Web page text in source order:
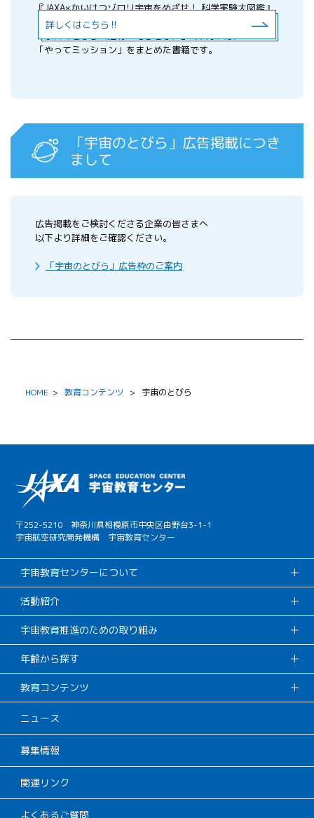
『JAXA×かいけつゾロリ宇宙をめざせ！ 科学実験大図鑑』
（ポプラ社出版）が発売されました‼
「宇宙のとびら（通称：そらとび）」の科学実験コーナー
「やってミッション」をまとめた書籍です。
詳しくはこちら‼
「宇宙のとびら」広告掲載につき
まして
広告掲載をご検討くださる企業の皆さまへ
以下より詳細をご確認ください。
「宇宙のとびら」広告枠のご案内
HOME > 教育コンテンツ > 宇宙のとびら
〒252-5210 神奈川県相模原市中央区由野台3-1-1
宇宙航空研究開発機構 宇宙教育センター
宇宙教育センターについて
活動紹介
宇宙教育推進のための取り組み
年齢から探す
教育コンテンツ
ニュース
募集情報
関連リンク
よくあるご質問